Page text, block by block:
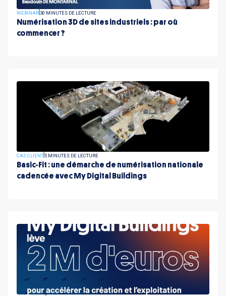
WEBINAR30 MINUTES DE LECTURE
Numérisation 3D de sites industriels : par où
commencer ?
CAS CLIENT5 MINUTES DE LECTURE
Basic-Fit : une démarche de numérisation nationale
cadencée avec My Digital Buildings